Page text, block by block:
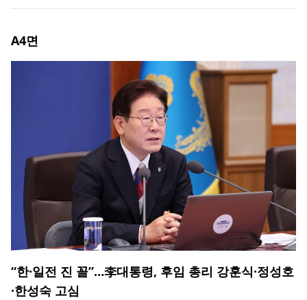
A4면
“한·일전 진 꼴”…李대통령, 후임 총리 강훈식·정성호
·한성숙 고심